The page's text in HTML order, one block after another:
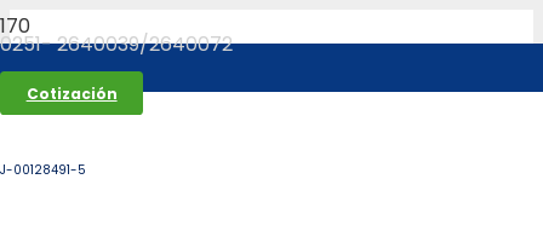
0251- 2640039/2640072
Cotización
J-00128491-5